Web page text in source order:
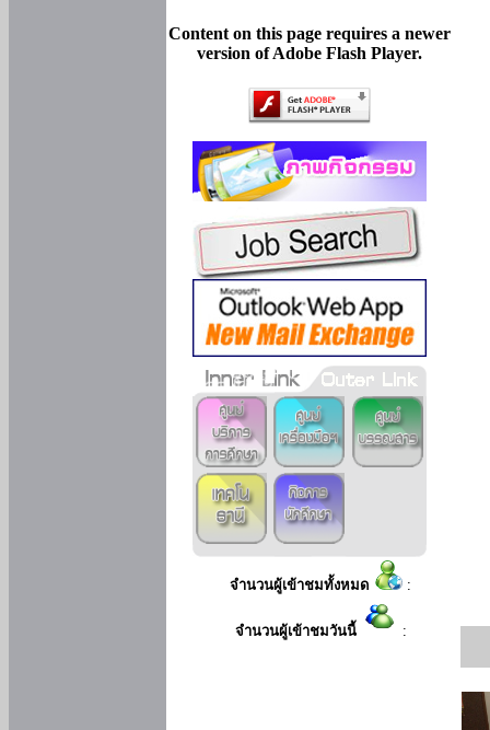
Content on this page requires a newer
version of Adobe Flash Player.
จำนวนผู้เข้าชมทั้งหมด :
จำนวนผู้เข้าชมวันนี้ :